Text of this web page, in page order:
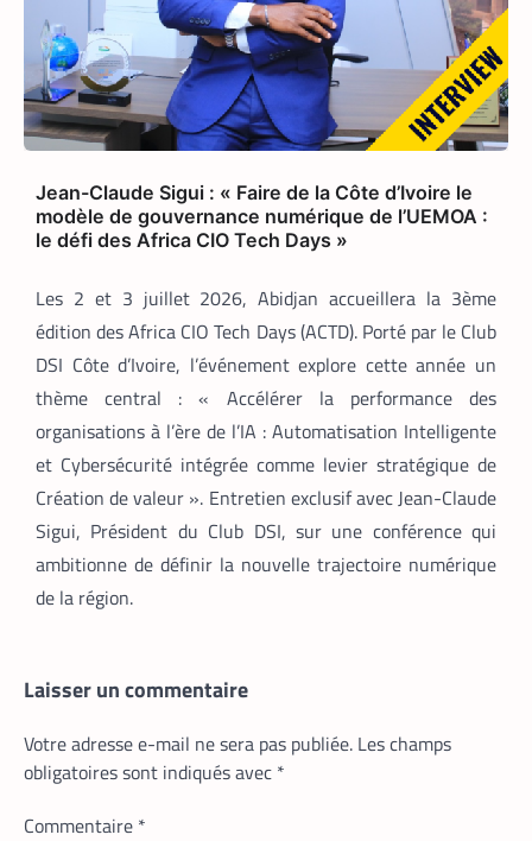
Jean-Claude Sigui : « Faire de la Côte d’Ivoire le
modèle de gouvernance numérique de l’UEMOA :
le défi des Africa CIO Tech Days »
Les 2 et 3 juillet 2026, Abidjan accueillera la 3ème
édition des Africa CIO Tech Days (ACTD). Porté par le Club
DSI Côte d’Ivoire, l’événement explore cette année un
thème central : « Accélérer la performance des
organisations à l’ère de l’IA : Automatisation Intelligente
et Cybersécurité intégrée comme levier stratégique de
Création de valeur ». Entretien exclusif avec Jean-Claude
Sigui, Président du Club DSI, sur une conférence qui
ambitionne de définir la nouvelle trajectoire numérique
de la région.
Laisser un commentaire
Votre adresse e-mail ne sera pas publiée. Les champs
obligatoires sont indiqués avec *
Commentaire *
APPLICATION , TECH AFRIQUE
Prosuma et Yango Food : un partenariat
qui impacte le marché du travail ivoirien
La Rédaction 10 mai 2026
Le partenariat entre Prosuma et Yango
commerce ivoirien en stimulant l’emploi
logistique moderne et inclusive.